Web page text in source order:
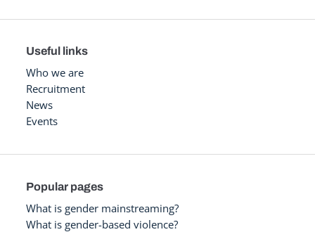
Useful links
Who we are
Recruitment
News
Events
Popular pages
What is gender mainstreaming?
What is gender-based violence?